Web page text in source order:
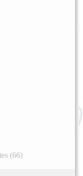
(66)